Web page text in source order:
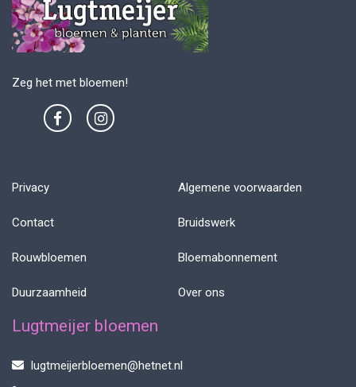
Zeg het met bloemen!
Privacy Algemene voorwaarden
Contact Bruidswerk
Rouwbloemen Bloemabonnement
Duurzaamheid Over ons
Lugtmeijer bloemen
lugtmeijerbloemen@hetnet.nl